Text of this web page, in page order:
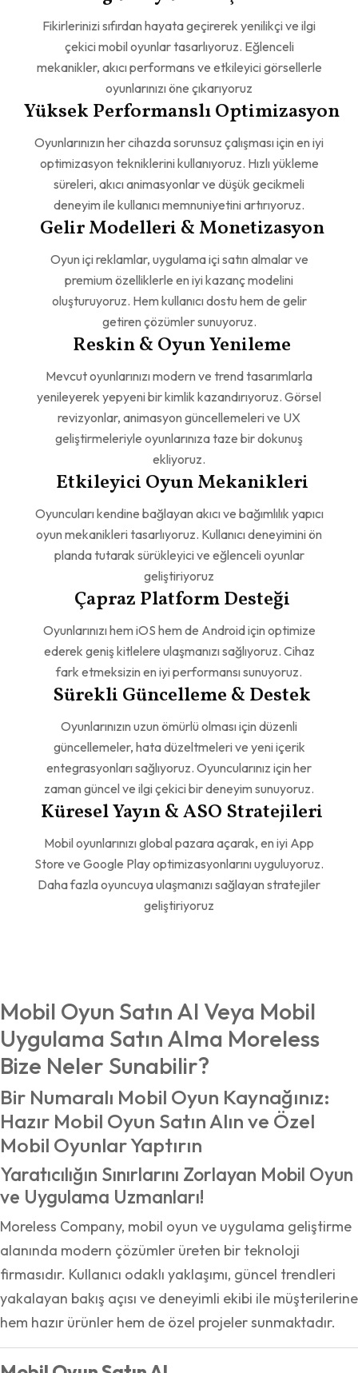
Fikirlerinizi sıfırdan hayata geçirerek yenilikçi ve ilgi
çekici mobil oyunlar tasarlıyoruz. Eğlenceli
mekanikler, akıcı performans ve etkileyici görsellerle
oyunlarınızı öne çıkarıyoruz
Yüksek Performanslı Optimizasyon
Oyunlarınızın her cihazda sorunsuz çalışması için en iyi
optimizasyon tekniklerini kullanıyoruz. Hızlı yükleme
süreleri, akıcı animasyonlar ve düşük gecikmeli
deneyim ile kullanıcı memnuniyetini artırıyoruz.
Gelir Modelleri & Monetizasyon
Oyun içi reklamlar, uygulama içi satın almalar ve
premium özelliklerle en iyi kazanç modelini
oluşturuyoruz. Hem kullanıcı dostu hem de gelir
getiren çözümler sunuyoruz.
Reskin & Oyun Yenileme
Mevcut oyunlarınızı modern ve trend tasarımlarla
yenileyerek yepyeni bir kimlik kazandırıyoruz. Görsel
revizyonlar, animasyon güncellemeleri ve UX
geliştirmeleriyle oyunlarınıza taze bir dokunuş
ekliyoruz.
Etkileyici Oyun Mekanikleri
Oyuncuları kendine bağlayan akıcı ve bağımlılık yapıcı
oyun mekanikleri tasarlıyoruz. Kullanıcı deneyimini ön
planda tutarak sürükleyici ve eğlenceli oyunlar
geliştiriyoruz
Çapraz Platform Desteği
Oyunlarınızı hem iOS hem de Android için optimize
ederek geniş kitlelere ulaşmanızı sağlıyoruz. Cihaz
fark etmeksizin en iyi performansı sunuyoruz.
Sürekli Güncelleme & Destek
Oyunlarınızın uzun ömürlü olması için düzenli
güncellemeler, hata düzeltmeleri ve yeni içerik
entegrasyonları sağlıyoruz. Oyuncularınız için her
zaman güncel ve ilgi çekici bir deneyim sunuyoruz.
Küresel Yayın & ASO Stratejileri
Mobil oyunlarınızı global pazara açarak, en iyi App
Store ve Google Play optimizasyonlarını uyguluyoruz.
Daha fazla oyuncuya ulaşmanızı sağlayan stratejiler
geliştiriyoruz
Mobil Oyun Satın Al Veya Mobil
Uygulama Satın Alma Moreless
Bize Neler Sunabilir?
Bir Numaralı Mobil Oyun Kaynağınız:
Hazır Mobil Oyun Satın Alın ve Özel
Mobil Oyunlar Yaptırın
Yaratıcılığın Sınırlarını Zorlayan Mobil Oyun
ve Uygulama Uzmanları!
Moreless Company, mobil oyun ve uygulama geliştirme
alanında modern çözümler üreten bir teknoloji
firmasıdır. Kullanıcı odaklı yaklaşımı, güncel trendleri
yakalayan bakış açısı ve deneyimli ekibi ile müşterilerine
hem hazır ürünler hem de özel projeler sunmaktadır.